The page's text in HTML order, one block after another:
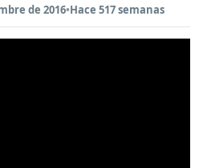
de 2016•Hace 517 semanas